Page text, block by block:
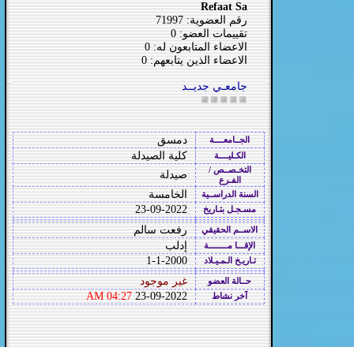
Refaat Sa
رقم العضوية: 71997
تقييمات العضو: 0
الاعضاء المتابعون له: 0
الاعضاء الذين يتابعهم: 0
جامعـي جديــد
الجــامعــــة دمسق
الكـليــــة كلية الصيدلة
التخـصــص /
الفـرع
صيدلة
السنة الدراســية الخامسة
مسـجـل بتـاريخ 23-09-2022
الاســم الحقيقي رفعت سالم
الإقـــا مــــــــة إدلب
تـاريـخ الـمـيـلاد 1-1-2000
حــالة العضو غير موجود
آخر نشاط 23-09-2022
04:27 AM